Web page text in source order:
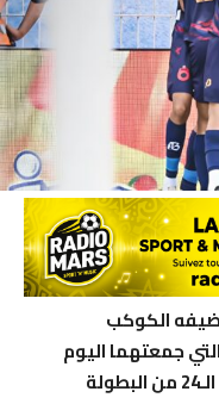
الكوكب
جمعتهما اليوم
الجمعة 12 يونيو 2026 لحساب الجولة الـ24 من البطولة